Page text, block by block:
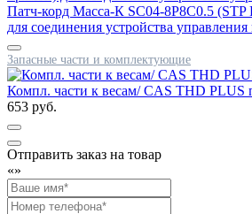
Патч-корд Масса-К SC04-8P8C0.5
для соединения устройства
Запасные части и комплектующие
Компл. части к весам/ CAS THD PLUS
653 руб.
Отправить заказ на товар
«»